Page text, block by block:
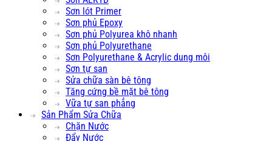
Sơn lót Primer
Sơn phủ Epoxy
Sơn phủ Polyurea khô nhanh
Sơn phủ Polyurethane
Sơn Polyurethane & Acrylic dung môi
Sơn tự san
Sửa chữa sàn bê tông
Tăng cứng bề mặt bê tông
Vữa tự san phẳng
Sản Phẩm Sửa Chữa
Chặn Nước
Đẩy Nước